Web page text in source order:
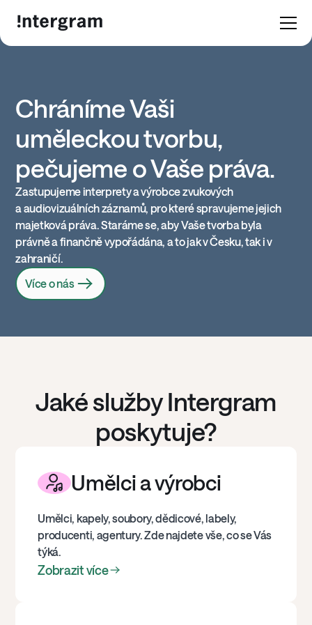
Chráníme Vaši
uměleckou tvorbu,
pečujeme o Vaše práva.
Zastupujeme interprety a výrobce zvukových
a audiovizuálních záznamů, pro které spravujeme jejich
majetková práva. Staráme se, aby Vaše tvorba byla
právně a finančně vypořádána, a to jak v Česku, tak i v
zahraničí.
Více o nás
Jaké služby Intergram
poskytuje?
Umělci a výrobci
Umělci, kapely, soubory, dědicové, labely,
producenti, agentury. Zde najdete vše, co se Vás
týká.
Zobrazit více